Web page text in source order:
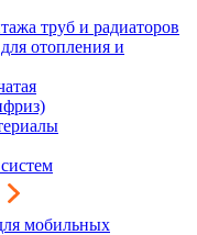
труб и радиаторов
отопления и
мобильных